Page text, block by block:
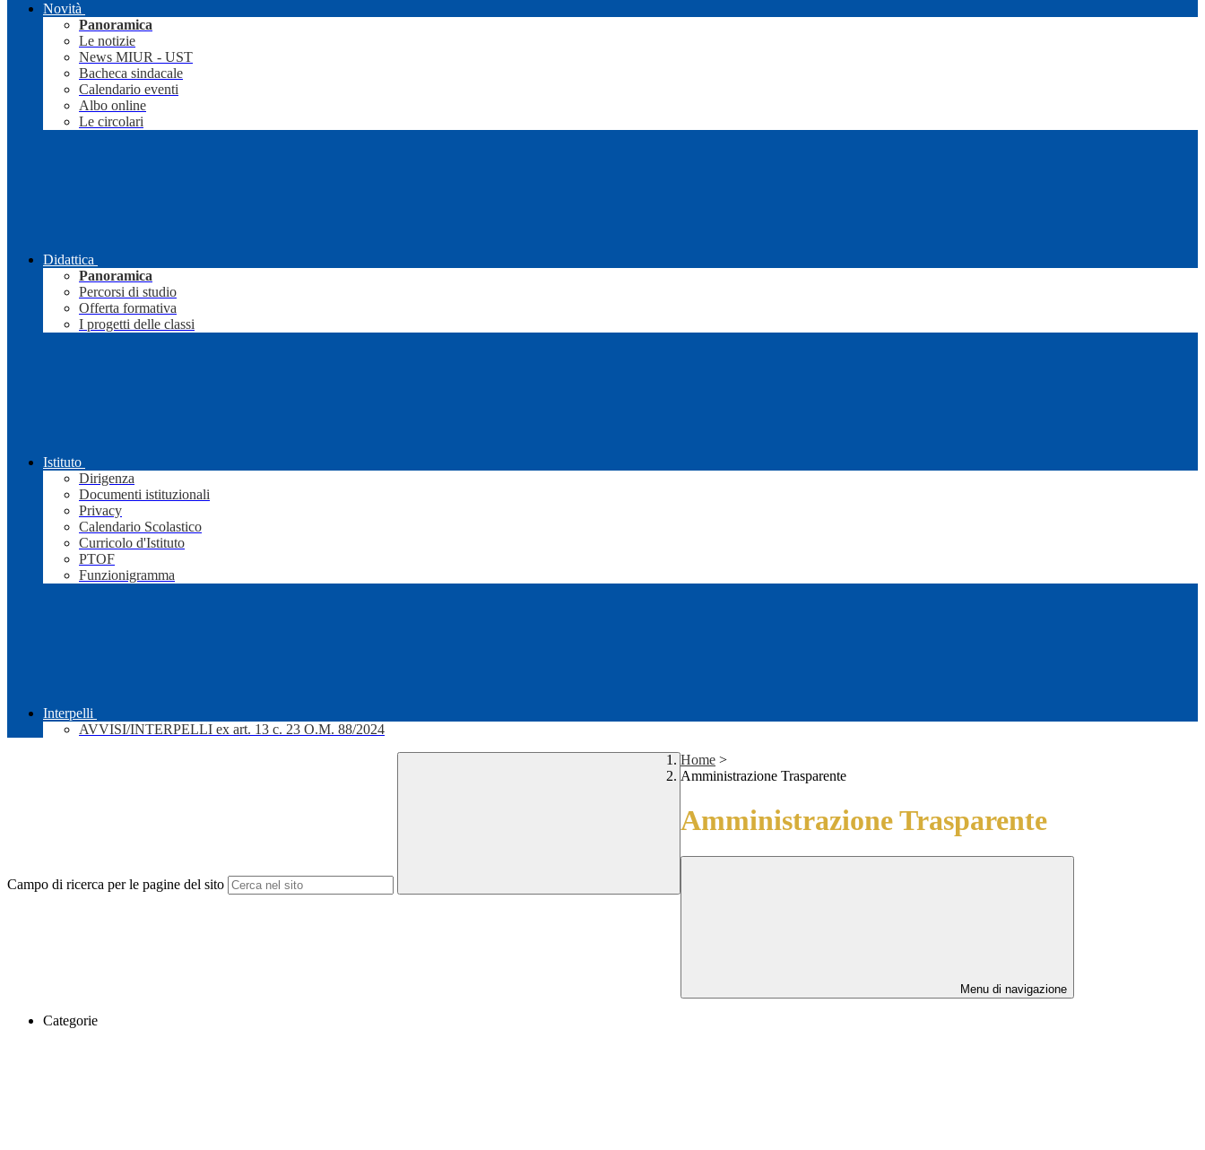
Novità
Panoramica
Le notizie
News MIUR - UST
Bacheca sindacale
Calendario eventi
Albo online
Le circolari
Didattica
Panoramica
Percorsi di studio
Offerta formativa
I progetti delle classi
Istituto
Dirigenza
Documenti istituzionali
Privacy
Calendario Scolastico
Curricolo d'Istituto
PTOF
Funzionigramma
Interpelli
AVVISI/INTERPELLI ex art. 13 c. 23 O.M. 88/2024
Campo di ricerca per le pagine del sito
Home >
Amministrazione Trasparente
Amministrazione Trasparente
Menu di navigazione
Categorie